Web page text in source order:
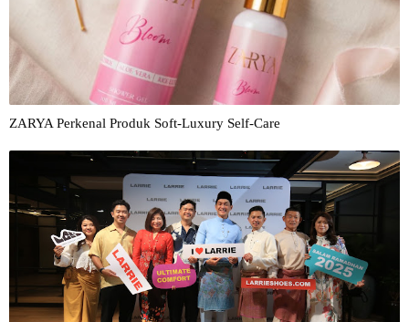
ZARYA Perkenal Produk Soft-Luxury Self-Care